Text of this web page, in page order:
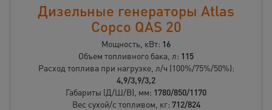
Дизельные генераторы Atlas
Copco QAS 20
Мощность, кВт: 16
Объем топливного бака, л: 115
Расход топлива при нагрузке, л/ч (100%/75%/50%):
4,9/3,9/3,2
Габариты (Д/Ш/В), мм: 1780/850/1170
Вес сухой/c топливом, кг: 712/824